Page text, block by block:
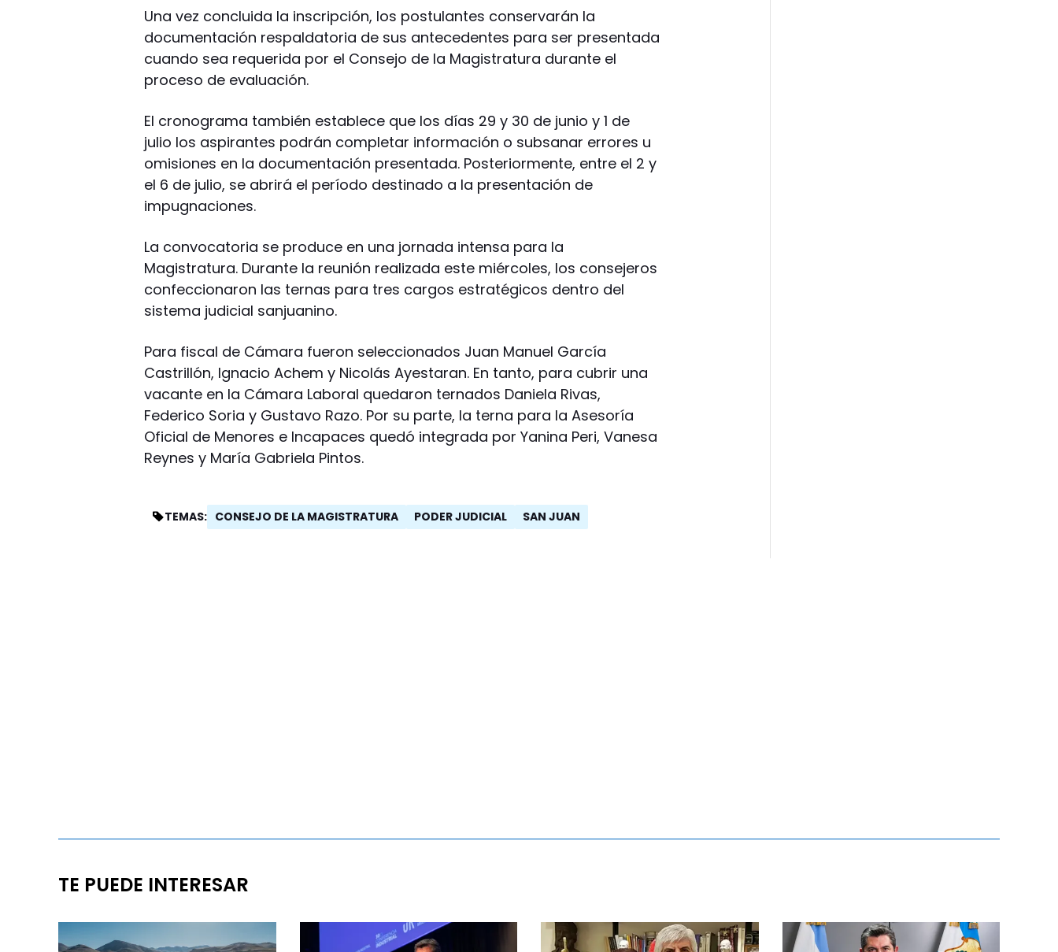
Una vez concluida la inscripción, los postulantes conservarán la
documentación respaldatoria de sus antecedentes para ser presentada
cuando sea requerida por el Consejo de la Magistratura durante el
proceso de evaluación.
El cronograma también establece que los días 29 y 30 de junio y 1 de
julio los aspirantes podrán completar información o subsanar errores u
omisiones en la documentación presentada. Posteriormente, entre el 2 y
el 6 de julio, se abrirá el período destinado a la presentación de
impugnaciones.
La convocatoria se produce en una jornada intensa para la
Magistratura. Durante la reunión realizada este miércoles, los consejeros
confeccionaron las ternas para tres cargos estratégicos dentro del
sistema judicial sanjuanino.
Para fiscal de Cámara fueron seleccionados Juan Manuel García
Castrillón, Ignacio Achem y Nicolás Ayestaran. En tanto, para cubrir una
vacante en la Cámara Laboral quedaron ternados Daniela Rivas,
Federico Soria y Gustavo Razo. Por su parte, la terna para la Asesoría
Oficial de Menores e Incapaces quedó integrada por Yanina Peri, Vanesa
Reynes y María Gabriela Pintos.
TEMAS: CONSEJO DE LA MAGISTRATURA PODER JUDICIAL SAN JUAN
TE PUEDE INTERESAR